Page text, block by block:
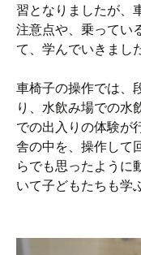
習となりましたが、
注意点や、乗ってい
て、学んでいきまし
車椅子の操作では、
り、水飲み場での水
での出入りの体験が
舎の中を、操作して
らでも思ったように
いて子どもたちも学